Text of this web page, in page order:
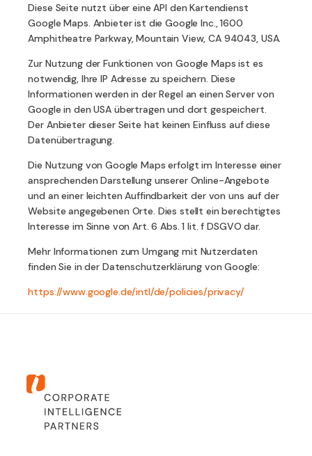
Diese Seite nutzt über eine API den Kartendienst
Google Maps. Anbieter ist die Google Inc., 1600
Amphitheatre Parkway, Mountain View, CA 94043, USA.
Zur Nutzung der Funktionen von Google Maps ist es
notwendig, Ihre IP Adresse zu speichern. Diese
Informationen werden in der Regel an einen Server von
Google in den USA übertragen und dort gespeichert.
Der Anbieter dieser Seite hat keinen Einfluss auf diese
Datenübertragung.
Die Nutzung von Google Maps erfolgt im Interesse einer
ansprechenden Darstellung unserer Online-Angebote
und an einer leichten Auffindbarkeit der von uns auf der
Website angegebenen Orte. Dies stellt ein berechtigtes
Interesse im Sinne von Art. 6 Abs. 1 lit. f DSGVO dar.
Mehr Informationen zum Umgang mit Nutzerdaten
finden Sie in der Datenschutzerklärung von Google:
https://www.google.de/intl/de/policies/privacy/